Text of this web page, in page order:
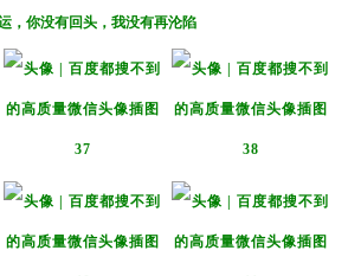
，你没有回头，我没有再沦陷